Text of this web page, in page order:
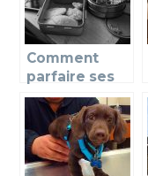
Red by SFR
Comment
parfaire ses
sorties en
famille ?